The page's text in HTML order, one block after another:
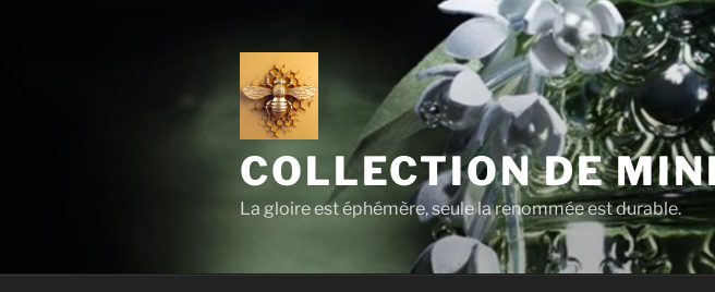
COLLECTION DE
La gloire est éphémère, seule la renommée est durable.